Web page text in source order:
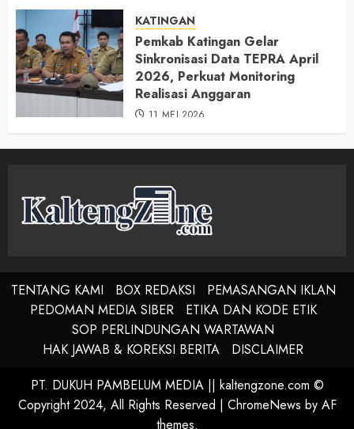
KATINGAN
Pemkab Katingan Gelar
Sinkronisasi Data TEPRA April
2026, Perkuat Monitoring
Realisasi Anggaran
11 MEI 2026
TENTANG KAMI BOX REDAKSI
PEMASANGAN IKLAN
PEDOMAN MEDIA SIBER
ETIKA DAN KODE ETIK
SOP PERLINDUNGAN WARTAWAN
HAK JAWAB & KOREKSI BERITA
DISCLAIMER
PT. DUKUH PAMBELUM MEDIA || kaltengzone.com ©
Copyright 2024, All Rights Reserved | ChromeNews by AF
themes.